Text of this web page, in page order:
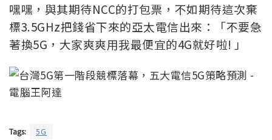
嘿嘿，與其期待NCC的打包票，不如期待這次棄
標3.5GHz把錢省下來的亞太電信出來：「不要急
著換5G，大家爽爽用我最便宜的4G就好啦! 」
Tags: 5G